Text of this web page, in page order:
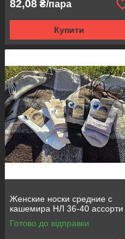
82,08 ₴/пара
Купити
Женские носки средние с
кашемира НЛ 36-40 ассорти
Готово до відправки